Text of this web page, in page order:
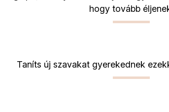
hogy tovább
Taníts új szavakat gyerekednek